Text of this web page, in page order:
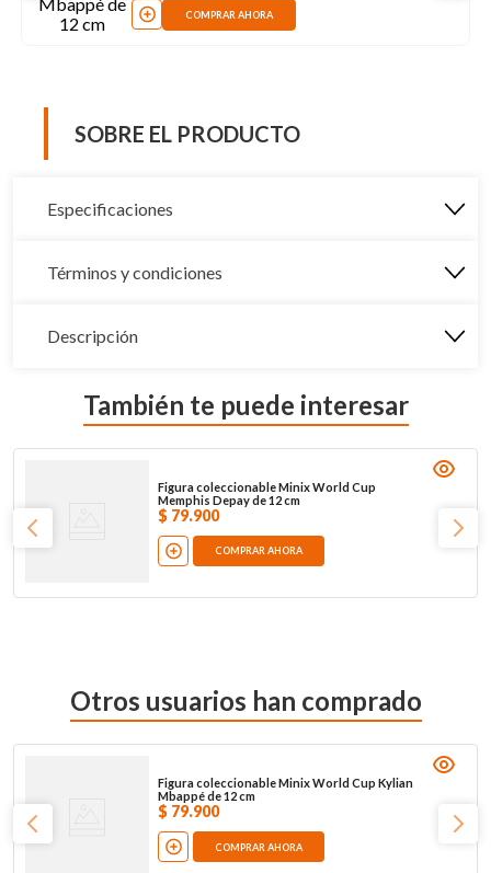
COMPRAR AHORA
SOBRE EL PRODUCTO
Especificaciones
Términos y condiciones
Descripción
También te puede interesar
Figura coleccionable Minix World Cup
Memphis Depay de 12 cm
$ 79.900
COMPRAR AHORA
Otros usuarios han comprado
Figura coleccionable Minix World Cup Kylian
Mbappé de 12 cm
$ 79.900
COMPRAR AHORA